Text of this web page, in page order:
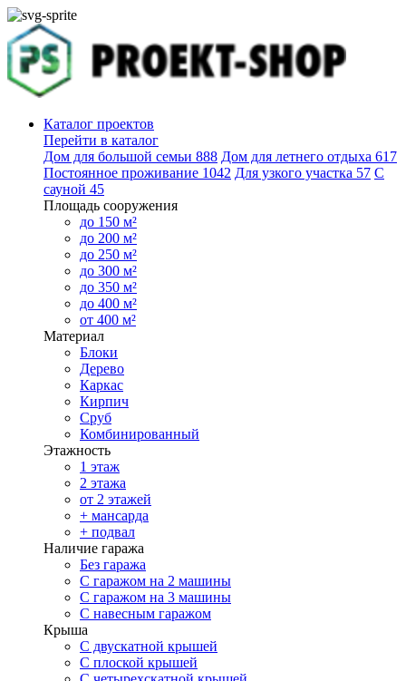
Каталог проектов
Перейти в каталог
Дом для большой семьи 888 Дом для летнего отдыха 617
Постоянное проживание 1042 Для узкого участка 57 С
сауной 45
Площадь сооружения
до 150 м²
до 200 м²
до 250 м²
до 300 м²
до 350 м²
до 400 м²
от 400 м²
Материал
Блоки
Дерево
Каркас
Кирпич
Сруб
Комбинированный
Этажность
1 этаж
2 этажа
от 2 этажей
+ мансарда
+ подвал
Наличие гаража
Без гаража
С гаражом на 2 машины
С гаражом на 3 машины
С навесным гаражом
Крыша
С двускатной крышей
С плоской крышей